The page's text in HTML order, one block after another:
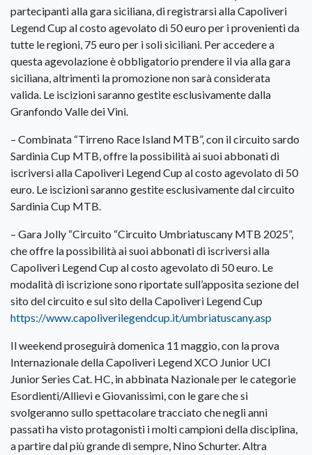
partecipanti alla gara siciliana, di registrarsi alla Capoliveri
Legend Cup al costo agevolato di 50 euro per i provenienti da
tutte le regioni, 75 euro per i soli siciliani. Per accedere a
questa agevolazione è obbligatorio prendere il via alla gara
siciliana, altrimenti la promozione non sarà considerata
valida. Le iscizioni saranno gestite esclusivamente dalla
Granfondo Valle dei Vini.
– Combinata “Tirreno Race Island MTB”, con il circuito sardo
Sardinia Cup MTB, offre la possibilità ai suoi abbonati di
iscriversi alla Capoliveri Legend Cup al costo agevolato di 50
euro. Le iscizioni saranno gestite esclusivamente dal circuito
Sardinia Cup MTB.
– Gara Jolly “Circuito “Circuito Umbriatuscany MTB 2025”,
che offre la possibilità ai suoi abbonati di iscriversi alla
Capoliveri Legend Cup al costo agevolato di 50 euro. Le
modalità di iscrizione sono riportate sull’apposita sezione del
sito del circuito e sul sito della Capoliveri Legend Cup
https://www.capoliverilegendcup.it/umbriatuscany.asp
Il weekend proseguirà domenica 11 maggio, con la prova
Internazionale della Capoliveri Legend XCO Junior UCI
Junior Series Cat. HC, in abbinata Nazionale per le categorie
Esordienti/Allievi e Giovanissimi, con le gare che si
svolgeranno sullo spettacolare tracciato che negli anni
passati ha visto protagonisti i molti campioni della disciplina,
a partire dal più grande di sempre, Nino Schurter. Altra